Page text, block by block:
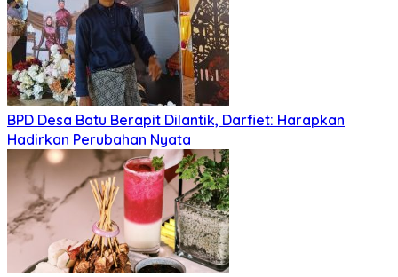
BPD Desa Batu Berapit Dilantik, Darfiet: Harapkan
Hadirkan Perubahan Nyata